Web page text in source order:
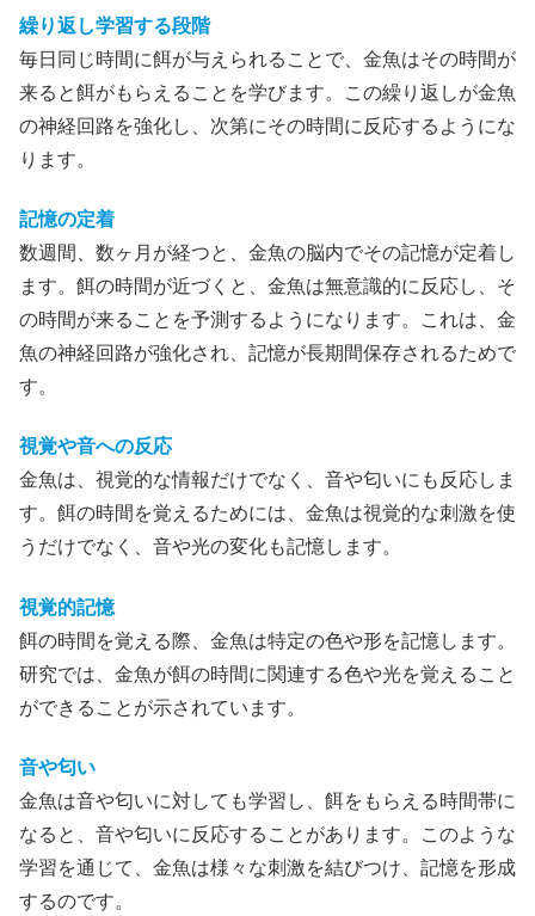
繰り返し学習する段階
毎日同じ時間に餌が与えられることで、金魚はその時間が
来ると餌がもらえることを学びます。この繰り返しが金魚
の神経回路を強化し、次第にその時間に反応するようにな
ります。
記憶の定着
数週間、数ヶ月が経つと、金魚の脳内でその記憶が定着し
ます。餌の時間が近づくと、金魚は無意識的に反応し、そ
の時間が来ることを予測するようになります。これは、金
魚の神経回路が強化され、記憶が長期間保存されるためで
す。
視覚や音への反応
金魚は、視覚的な情報だけでなく、音や匂いにも反応しま
す。餌の時間を覚えるためには、金魚は視覚的な刺激を使
うだけでなく、音や光の変化も記憶します。
視覚的記憶
餌の時間を覚える際、金魚は特定の色や形を記憶します。
研究では、金魚が餌の時間に関連する色や光を覚えること
ができることが示されています。
音や匂い
金魚は音や匂いに対しても学習し、餌をもらえる時間帯に
なると、音や匂いに反応することがあります。このような
学習を通じて、金魚は様々な刺激を結びつけ、記憶を形成
するのです。